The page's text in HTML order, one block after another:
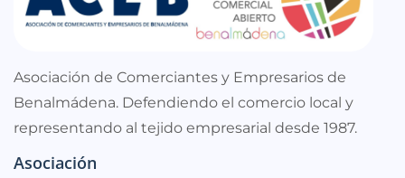
Asociación de Comerciantes y Empresarios de
Benalmádena. Defendiendo el comercio local y
representando al tejido empresarial desde 1987.
Asociación